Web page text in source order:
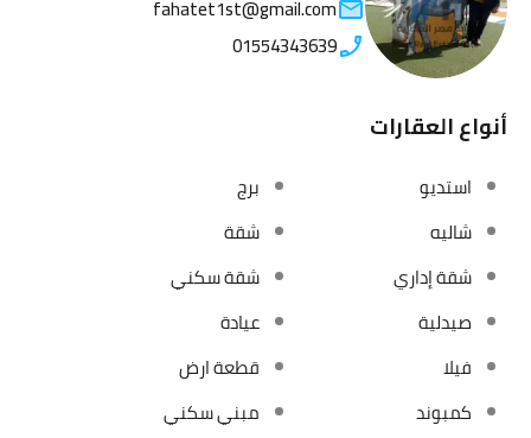
fahatet1st@gmail.com
01554343639
أنواع العقارات
استديو
برج
شاليه
شقة
شقة إداري
شقة سكني
صيدلية
عيادة
فيلا
قطعة ارض
كمبوند
مبني سكني